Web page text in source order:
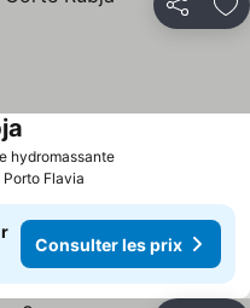
Partager
hydromassanteConsulter les
Flavia
Consulter les prix